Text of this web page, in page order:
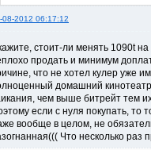
08-2012 06:17:12
стоит-ли менять 1090t
продать и минимум
что не хотел кулер уже
домашний
чем выше битрейт тем
если с нуля покупать, то
вообще в целом, не
Что несколько раз